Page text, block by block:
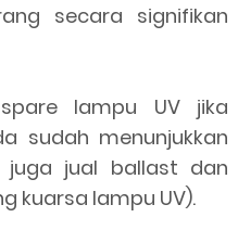
secara signifikan
lampu UV jika
sudah menunjukkan
juga jual ballast dan
kuarsa lampu UV).